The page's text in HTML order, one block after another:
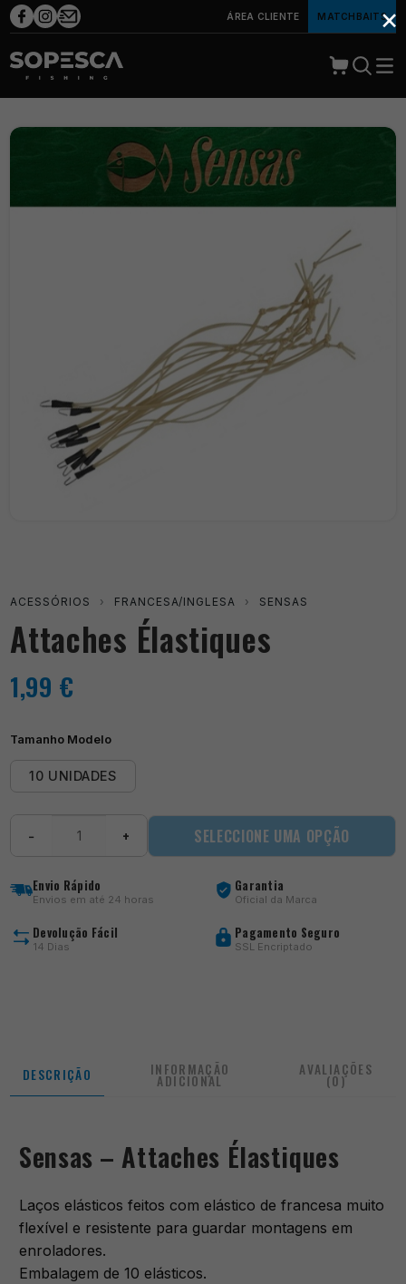
ÁREA CLIENTE MATCHBAITS
ACESSÓRIOS › FRANCESA/INGLESA › SENSAS
Attaches Élastiques
1,99 €
Tamanho Modelo
10 UNIDADES
− + SELECCIONE UMA OPÇÃO
Envio Rápido
Envios em até 24 horas
Garantia
Oficial da Marca
Devolução Fácil
14 Dias
Pagamento Seguro
SSL Encriptado
DESCRIÇÃO INFORMAÇÃO
ADICIONAL
AVALIAÇÕES
(0)
Sensas – Attaches Élastiques
Laços elásticos feitos com elástico de francesa muito
flexível e resistente para guardar montagens em
enroladores.
Embalagem de 10 elásticos.
×